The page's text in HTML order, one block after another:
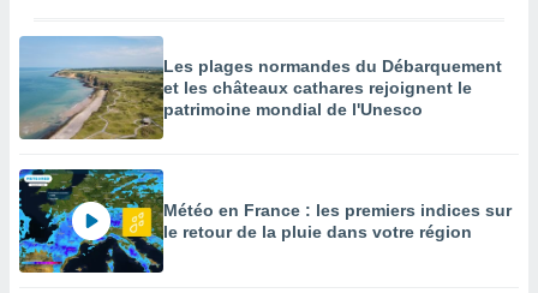
Les plages normandes du Débarquement
et les châteaux cathares rejoignent le
patrimoine mondial de l'Unesco
Météo en France : les premiers indices sur
le retour de la pluie dans votre région